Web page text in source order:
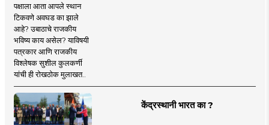
पक्षाला आता आपले स्थान
टिकवणे अवघड का झाले
आहे? उबाठाचे राजकीय
भविष्य काय असेल? याविषयी
पत्रकार आणि राजकीय
विश्लेषक सुशील कुलकर्णी
यांची ही रोखठोक मुलाखत..
केंद्रस्थानी भारत का ?